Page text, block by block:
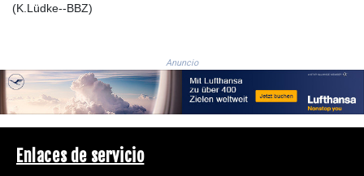
SDG 694.263698
SEK 10.961095
SLE 28.445176
(K.Lüdke--BBZ)
Anuncio
Enlaces de servicio